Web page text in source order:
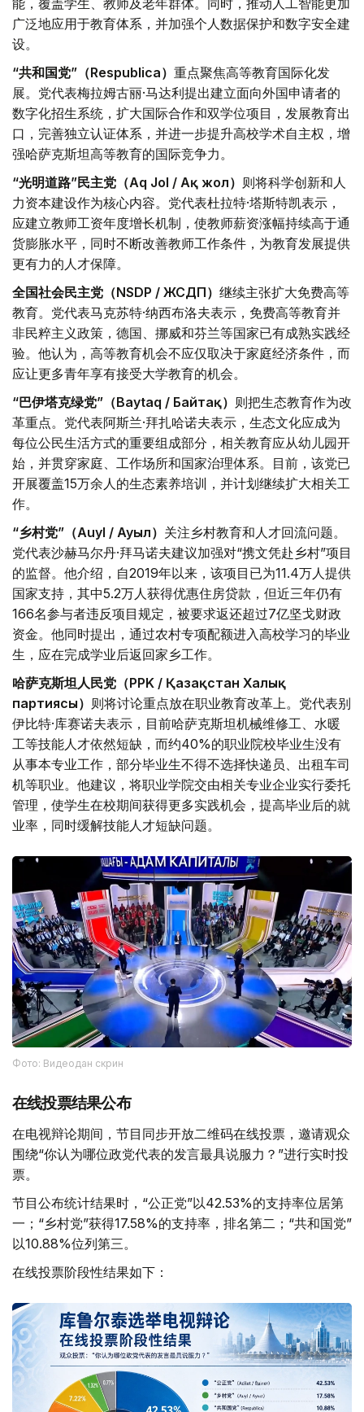
能，覆盖学生、教师及老年群体。同时，推动人工智能更加
广泛地应用于教育体系，并加强个人数据保护和数字安全建
设。
“共和国党”（Respublica） 重点聚焦高等教育国际化发
展。党代表梅拉姆古丽·马达利提出建立面向外国申请者的
数字化招生系统，扩大国际合作和双学位项目，发展教育出
口，完善独立认证体系，并进一步提升高校学术自主权，增
强哈萨克斯坦高等教育的国际竞争力。
“光明道路”民主党（Aq Jol / Ақ жол） 则将科学创新和人
力资本建设作为核心内容。党代表杜拉特·塔斯特凯表示，
应建立教师工资年度增长机制，使教师薪资涨幅持续高于通
货膨胀水平，同时不断改善教师工作条件，为教育发展提供
更有力的人才保障。
全国社会民主党（NSDP / ЖСДП） 继续主张扩大免费高等
教育。党代表马克苏特·纳西布洛夫表示，免费高等教育并
非民粹主义政策，德国、挪威和芬兰等国家已有成熟实践经
验。他认为，高等教育机会不应仅取决于家庭经济条件，而
应让更多青年享有接受大学教育的机会。
“巴伊塔克绿党”（Baytaq / Байтақ） 则把生态教育作为改
革重点。党代表阿斯兰·拜扎哈诺夫表示，生态文化应成为
每位公民生活方式的重要组成部分，相关教育应从幼儿园开
始，并贯穿家庭、工作场所和国家治理体系。目前，该党已
开展覆盖15万余人的生态素养培训，并计划继续扩大相关工
作。
“乡村党”（Auyl / Ауыл） 关注乡村教育和人才回流问题。
党代表沙赫马尔丹·拜马诺夫建议加强对“携文凭赴乡村”项目
的监督。他介绍，自2019年以来，该项目已为11.4万人提供
国家支持，其中5.2万人获得优惠住房贷款，但近三年仍有
166名参与者违反项目规定，被要求返还超过7亿坚戈财政
资金。他同时提出，通过农村专项配额进入高校学习的毕业
生，应在完成学业后返回家乡工作。
哈萨克斯坦人民党（PPK / Қазақстан Халық
партиясы） 则将讨论重点放在职业教育改革上。党代表别
伊比特·库赛诺夫表示，目前哈萨克斯坦机械维修工、水暖
工等技能人才依然短缺，而约40%的职业院校毕业生没有
从事本专业工作，部分毕业生不得不选择快递员、出租车司
机等职业。他建议，将职业学院交由相关专业企业实行委托
管理，使学生在校期间获得更多实践机会，提高毕业后的就
业率，同时缓解技能人才短缺问题。
Фото: Видеодан скрин
在线投票结果公布
在电视辩论期间，节目同步开放二维码在线投票，邀请观众
围绕“你认为哪位政党代表的发言最具说服力？”进行实时投
票。
节目公布统计结果时，“公正党”以42.53%的支持率位居第
一；“乡村党”获得17.58%的支持率，排名第二；“共和国党”
以10.88%位列第三。
在线投票阶段性结果如下：